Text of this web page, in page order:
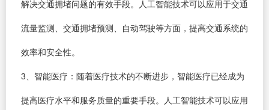
解决交通拥堵问题的有效手段。人工智能技术可以应用于交通
流量监测、交通拥堵预测、自动驾驶等方面，提高交通系统的
效率和安全性。
3、智能医疗：随着医疗技术的不断进步，智能医疗已经成为
提高医疗水平和服务质量的重要手段。人工智能技术可以应用